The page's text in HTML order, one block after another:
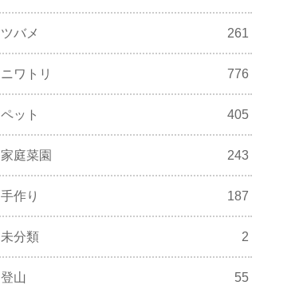
ツバメ 261
ニワトリ 776
ペット 405
家庭菜園 243
手作り 187
未分類 2
登山 55